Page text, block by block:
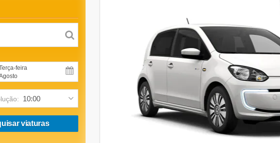
feira
viaturas